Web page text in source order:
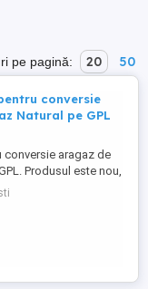
pe pagină: 20 50
conversie
Natural pe GPL
conversie aragaz de
Produsul este nou,
4 duze care pot fi
incat acesta sa
normala (GPL).
adaptoare
Fotografiile sunt